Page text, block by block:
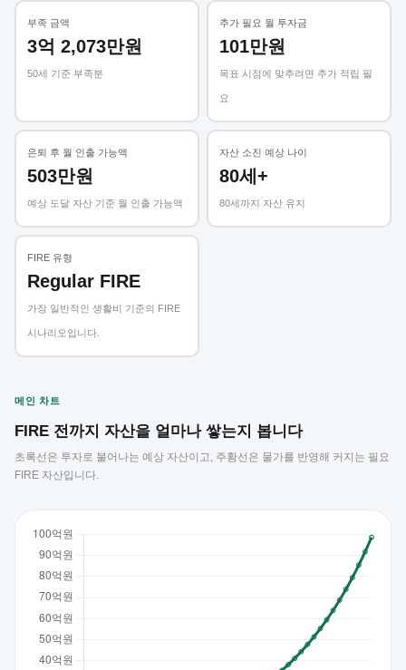
부족 금액
3억 2,073만원
50세 기준 부족분
추가 필요 월 투자금
101만원
목표 시점에 맞추려면 추가 적립 필
요
은퇴 후 월 인출 가능액
503만원
예상 도달 자산 기준 월 인출 가능액
자산 소진 예상 나이
80세+
80세까지 자산 유지
FIRE 유형
Regular FIRE
가장 일반적인 생활비 기준의 FIRE
시나리오입니다.
메인 차트
FIRE 전까지 자산을 얼마나 쌓는지 봅니다
초록선은 투자로 불어나는 예상 자산이고, 주황선은 물가를 반영해 커지는 필요
FIRE 자산입니다.